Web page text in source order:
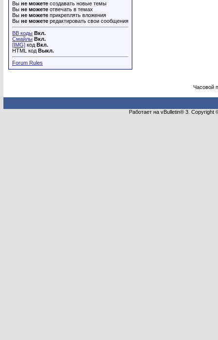
Вы не можете создавать новые темы
Вы не можете отвечать в темах
Вы не можете прикреплять вложения
Вы не можете редактировать свои сообщения
BB коды Вкл.
Смайлы Вкл.
[IMG] код Вкл.
HTML код Выкл.
Forum Rules
Часовой
Работает на vBulletin® 3.